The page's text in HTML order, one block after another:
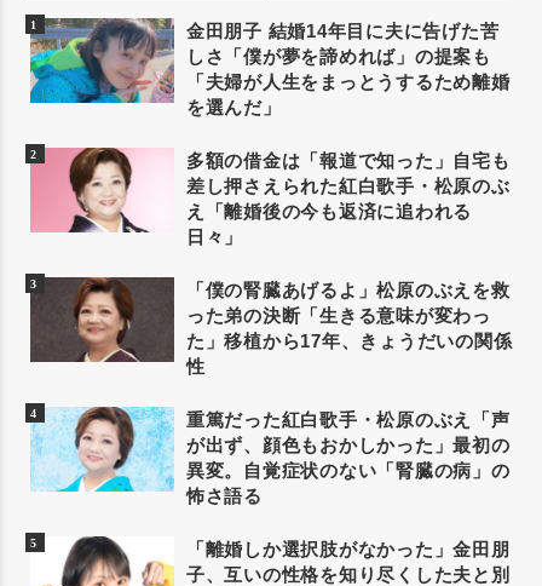
金田朋子 結婚14年目に夫に告げた苦
しさ「僕が夢を諦めれば」の提案も
「夫婦が人生をまっとうするため離婚
を選んだ」
多額の借金は「報道で知った」自宅も
差し押さえられた紅白歌手・松原のぶ
え「離婚後の今も返済に追われる
日々」
「僕の腎臓あげるよ」松原のぶえを救
った弟の決断「生きる意味が変わっ
た」移植から17年、きょうだいの関係
性
重篤だった紅白歌手・松原のぶえ「声
が出ず、顔色もおかしかった」最初の
異変。自覚症状のない「腎臓の病」の
怖さ語る
「離婚しか選択肢がなかった」金田朋
子、互いの性格を知り尽くした夫と別